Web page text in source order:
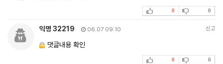
0 0
익명 32219 06.07 09:10 신고
댓글내용 확인
0 0